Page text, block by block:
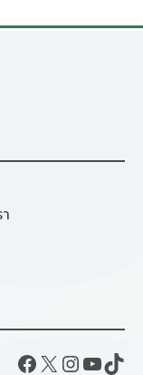
Facebook X InstagramYouTube TikTok